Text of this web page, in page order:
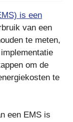
is een
van een
te meten,
om de
te
een EMS is